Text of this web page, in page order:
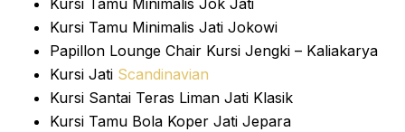
Kursi Tamu Minimalis Jok Jati
Kursi Tamu Minimalis Jati Jokowi
Papillon Lounge Chair Kursi Jengki – Kaliakarya
Kursi Jati Scandinavian
Kursi Santai Teras Liman Jati Klasik
Kursi Tamu Bola Koper Jati Jepara